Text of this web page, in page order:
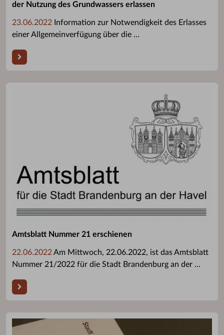
der Nutzung des Grundwassers erlassen
23.06.2022 Information zur Notwendigkeit des Erlasses
einer Allgemeinverfügung über die ...
Amtsblatt Nummer 21 erschienen
22.06.2022 Am Mittwoch, 22.06.2022, ist das Amtsblatt
Nummer 21/2022 für die Stadt Brandenburg an der ...